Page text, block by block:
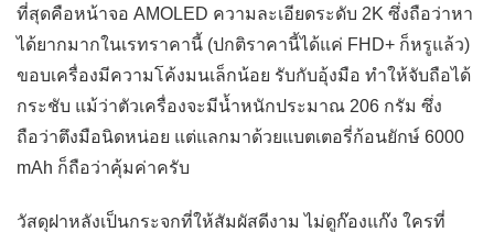
ที่สุดคือหน้าจอ AMOLED ความละเอียดระดับ 2K ซึ่งถือว่าหา
ได้ยากมากในเรทราคานี้ (ปกติราคานี้ได้แค่ FHD+ ก็หรูแล้ว)
ขอบเครื่องมีความโค้งมนเล็กน้อย รับกับอุ้งมือ ทำให้จับถือได้
กระชับ แม้ว่าตัวเครื่องจะมีน้ำหนักประมาณ 206 กรัม ซึ่ง
ถือว่าตึงมือนิดหน่อย แต่แลกมาด้วยแบตเตอรี่ก้อนยักษ์ 6000
mAh ก็ถือว่าคุ้มค่าครับ
วัสดุฝาหลังเป็นกระจกที่ให้สัมผัสดีงาม ไม่ดูก๊องแก๊ง ใครที่